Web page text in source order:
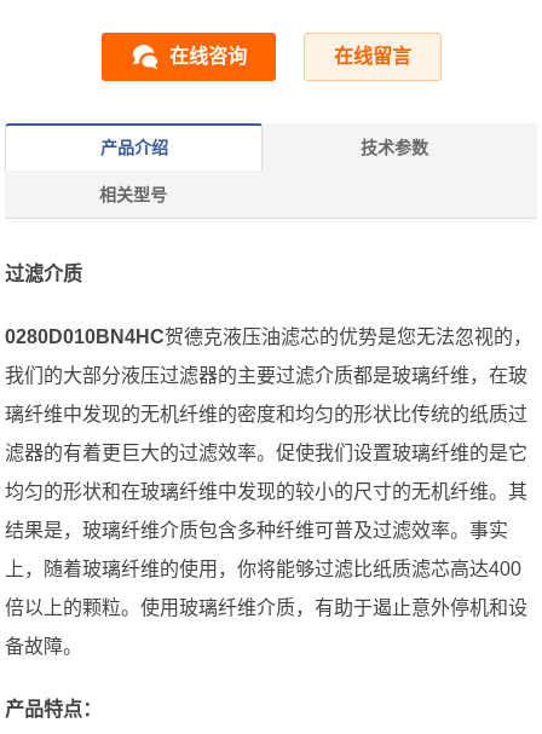
在线咨询 在线留言
产品介绍 技术参数
相关型号
过滤介质
0280D010BN4HC贺德克液压油滤芯的优势是您无法忽视的，
我们的大部分液压过滤器的主要过滤介质都是玻璃纤维，在玻
璃纤维中发现的无机纤维的密度和均匀的形状比传统的纸质过
滤器的有着更巨大的过滤效率。促使我们设置玻璃纤维的是它
均匀的形状和在玻璃纤维中发现的较小的尺寸的无机纤维。其
结果是，玻璃纤维介质包含多种纤维可普及过滤效率。事实
上，随着玻璃纤维的使用，你将能够过滤比纸质滤芯高达400
倍以上的颗粒。使用玻璃纤维介质，有助于遏止意外停机和设
备故障。
产品特点：